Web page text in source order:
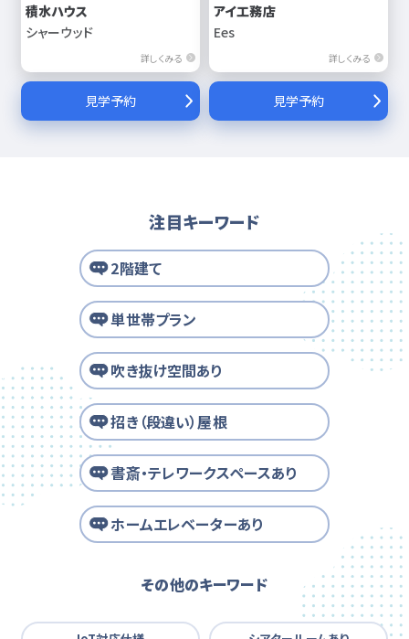
積水ハウス
シャーウッド
詳しくみる
見学予約
アイ工務店
Ees
詳しくみる
見学予約
注目キーワード
2階建て
単世帯プラン
吹き抜け空間あり
招き（段違い）屋根
書斎・テレワークスペースあり
ホームエレベーターあり
その他のキーワード